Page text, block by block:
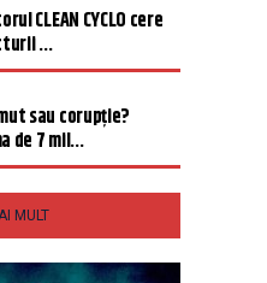
CLEAN CYCLO cere
...
sau corupție?
de 7 mil...
MULT